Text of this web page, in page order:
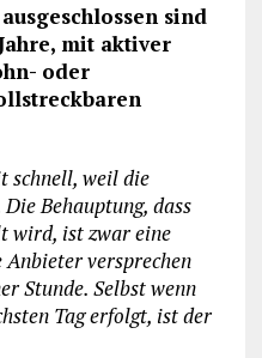
sind
mit aktiver
oder
schnell, weil die
Behauptung, dass
wird, ist zwar eine
versprechen
Stunde. Selbst wenn
Tag erfolgt, ist der